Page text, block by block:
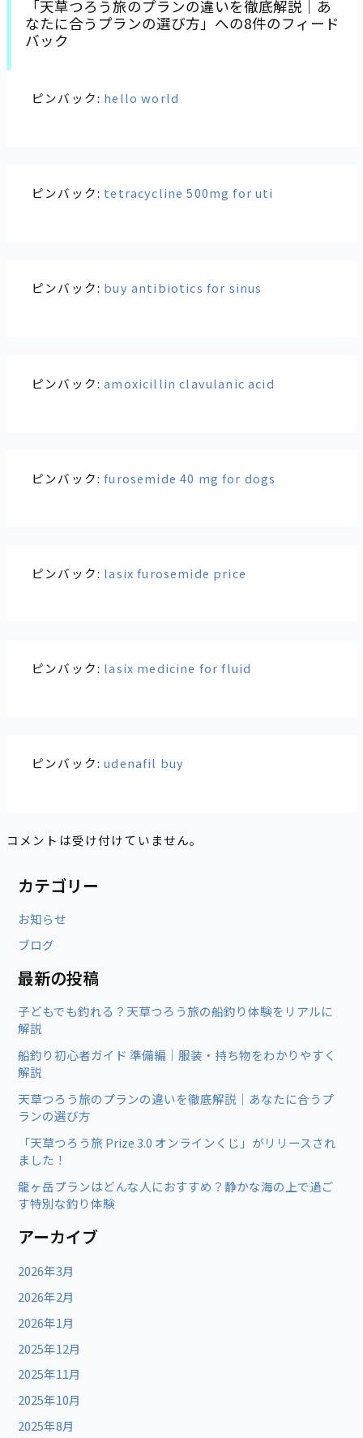
「天草つろう旅のプランの違いを徹底解説｜あ
なたに合うプランの選び方」への8件のフィード
バック
ピンバック: hello world
ピンバック: tetracycline 500mg for uti
ピンバック: buy antibiotics for sinus
ピンバック:amoxicillin clavulanic acid
ピンバック:furosemide 40 mg for dogs
ピンバック: lasix furosemide price
ピンバック: lasix medicine for fluid
ピンバック:udenafil buy
コメントは受け付けていません。
カテゴリー
お知らせ
ブログ
最新の投稿
子どもでも釣れる？天草つろう旅の船釣り体験をリアルに
解説
船釣り初心者ガイド 準備編｜服装・持ち物をわかりやすく
解説
天草つろう旅のプランの違いを徹底解説｜あなたに合うプ
ランの選び方
「天草つろう旅 Prize 3.0 オンラインくじ」がリリースされ
ました！
龍ヶ岳プランはどんな人におすすめ？静かな海の上で過ご
す特別な釣り体験
アーカイブ
2026年3月
2026年2月
2026年1月
2025年12月
2025年11月
2025年10月
2025年8月